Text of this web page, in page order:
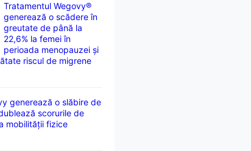
Tratamentul Wegovy®
generează o scădere în
greutate de până la
22,6% la femei în
perioada menopauzei și
riscul de migrene
generează o slăbire de
scorurile de
mobilității fizice